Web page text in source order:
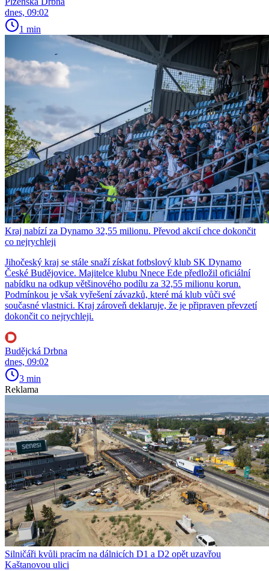
dnes, 09:02
1 min
Kraj nabízí za Dynamo 32,55 milionu. Převod akcií chce dokončit
co nejrychleji
Jihočeský kraj se stále snaží získat fotbslový klub SK Dynamo
České Budějovice. Majitelce klubu Nnece Ede předložil oficiální
nabídku na odkup většinového podílu za 32,55 milionu korun.
Podmínkou je však vyřešení závazků, které má klub vůči své
současné vlastnici. Kraj zároveň deklaruje, že je připraven převzetí
dokončit co nejrychleji.
Budějcká Drbna
dnes, 09:02
3 min
Reklama
Silničáři kvůli pracím na dálnicích D1 a D2 opět uzavřou
Kaštanovou ulici